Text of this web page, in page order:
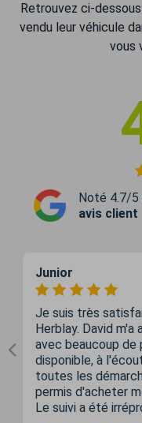
Retrouvez ci-
vendu leur véhicule
vous
Noté 4.7/5
avis client
Junior
Je suis très
Herblay. David
avec beaucoup de
disponible, à
toutes les
permis d'acheter
Le suivi a été